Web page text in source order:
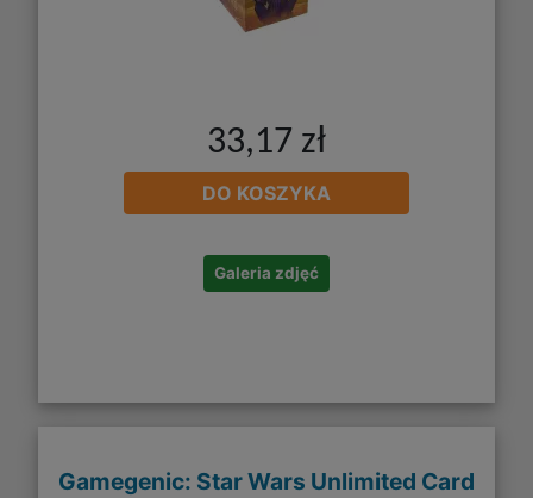
33,17 zł
DO KOSZYKA
Galeria zdjęć
Gamegenic: Star Wars Unlimited Card